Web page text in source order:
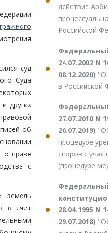
суд
Суда
других
об
о праве
с
земель
в счет
действие
Российской
24.07.2002 N
08.12.2020) "О
в Российской
27.07.2010 N
26.07.2019)
процедуре
споров с
(процедуре
28.04.1995 N
29.07.2018)